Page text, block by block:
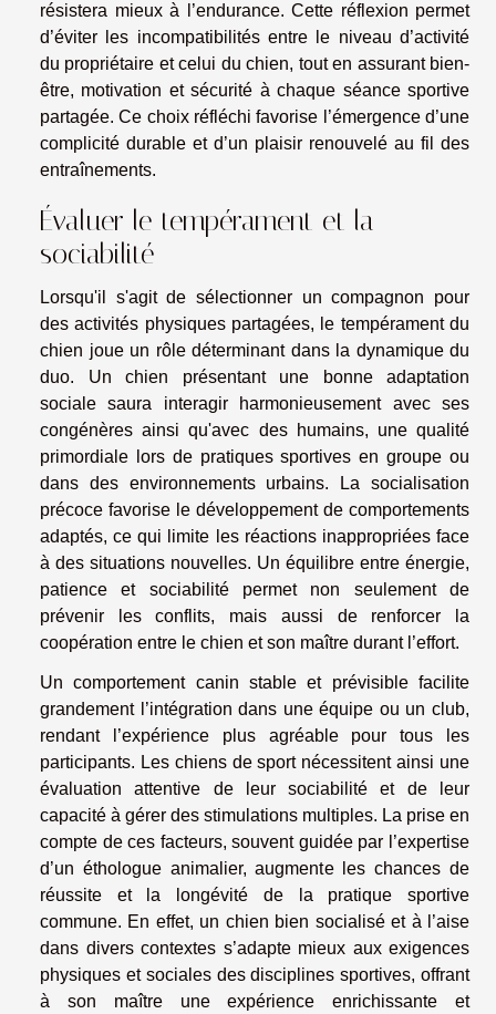
résistera mieux à l’endurance. Cette réflexion permet
d’éviter les incompatibilités entre le niveau d’activité
du propriétaire et celui du chien, tout en assurant bien-
être, motivation et sécurité à chaque séance sportive
partagée. Ce choix réfléchi favorise l’émergence d’une
complicité durable et d’un plaisir renouvelé au fil des
entraînements.
Évaluer le tempérament et la
sociabilité
Lorsqu'il s'agit de sélectionner un compagnon pour
des activités physiques partagées, le tempérament du
chien joue un rôle déterminant dans la dynamique du
duo. Un chien présentant une bonne adaptation
sociale saura interagir harmonieusement avec ses
congénères ainsi qu'avec des humains, une qualité
primordiale lors de pratiques sportives en groupe ou
dans des environnements urbains. La socialisation
précoce favorise le développement de comportements
adaptés, ce qui limite les réactions inappropriées face
à des situations nouvelles. Un équilibre entre énergie,
patience et sociabilité permet non seulement de
prévenir les conflits, mais aussi de renforcer la
coopération entre le chien et son maître durant l’effort.
Un comportement canin stable et prévisible facilite
grandement l’intégration dans une équipe ou un club,
rendant l’expérience plus agréable pour tous les
participants. Les chiens de sport nécessitent ainsi une
évaluation attentive de leur sociabilité et de leur
capacité à gérer des stimulations multiples. La prise en
compte de ces facteurs, souvent guidée par l’expertise
d’un éthologue animalier, augmente les chances de
réussite et la longévité de la pratique sportive
commune. En effet, un chien bien socialisé et à l’aise
dans divers contextes s’adapte mieux aux exigences
physiques et sociales des disciplines sportives, offrant
à son maître une expérience enrichissante et